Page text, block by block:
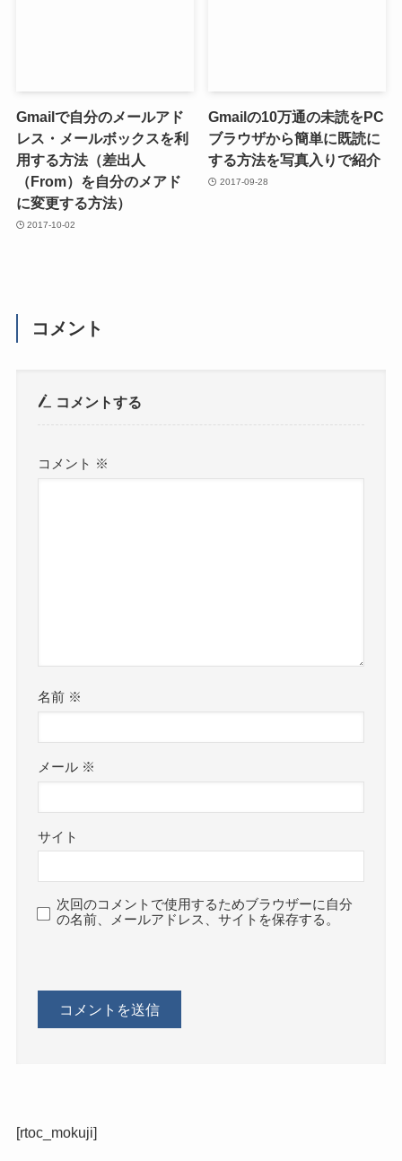
Gmailで自分のメールアド
レス・メールボックスを利
用する方法（差出人
（From）を自分のメアド
に変更する方法）
2017-10-02
Gmailの10万通の未読をPC
ブラウザから簡単に既読に
する方法を写真入りで紹介
2017-09-28
コメント
コメントする
コメント ※
名前 ※
メール ※
サイト
次回のコメントで使用するためブラウザーに自分
の名前、メールアドレス、サイトを保存する。
[rtoc_mokuji]